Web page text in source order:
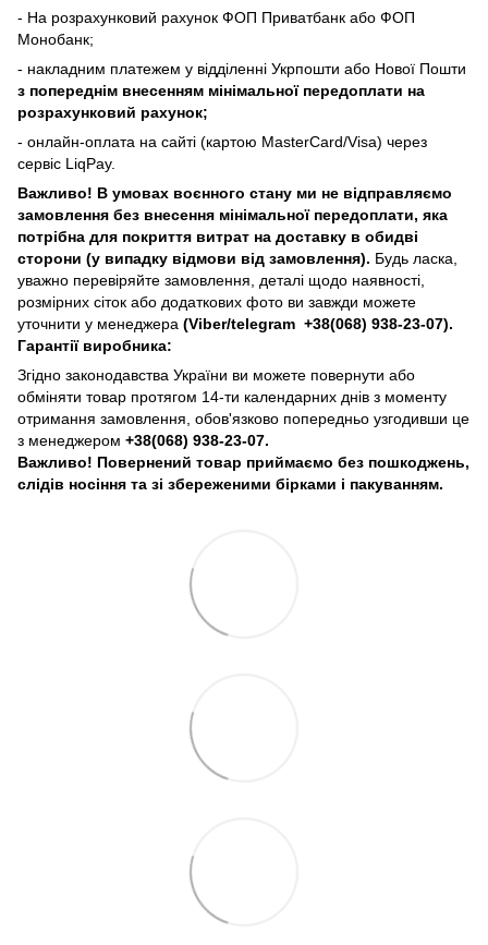
- На розрахунковий рахунок ФОП Приватбанк або ФОП
Монобанк;
- накладним платежем у відділенні Укрпошти або Нової Пошти
з попереднім внесенням мінімальної передоплати на
розрахунковий рахунок;
- онлайн-оплата на сайті (картою MasterCard/Visa) через
сервіс LiqPay.
Важливо! В умовах воєнного стану ми не відправляємо
замовлення без внесення мінімальної передоплати, яка
потрібна для покриття витрат на доставку в обидві
сторони (у випадку відмови від замовлення). Будь ласка,
уважно перевіряйте замовлення, деталі щодо наявності,
розмірних сіток або додаткових фото ви завжди можете
уточнити у менеджера (Viber/telegram +38(068) 938-23-07).
Гарантії виробника:
Згідно законодавства України ви можете повернути або
обміняти товар протягом 14-ти календарних днів з моменту
отримання замовлення, обов'язково попередньо узгодивши це
з менеджером +38(068) 938-23-07.
Важливо! Повернений товар приймаємо без пошкоджень,
слідів носіння та зі збереженими бірками і пакуванням.